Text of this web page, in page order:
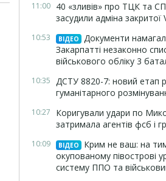
11:00 40 «зливів» про ТЦК та
засудили адміна закритої
10:53 ВІДЕО
Документи
Закарпатті незаконно
військового обліку 3
10:35 ДСТУ 8820-7: новий етап
гуманітарного
10:27
Коригували удари по
затримала агентів фсб і
10:09 ВІДЕО
Крим не ваш: на
окупованому півострові
систему ППО та